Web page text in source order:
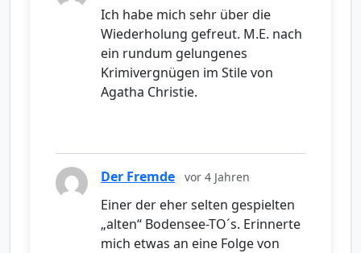
Ich habe mich sehr über die
Wiederholung gefreut. M.E. nach
ein rundum gelungenes
Krimivergnügen im Stile von
Agatha Christie.
Der Fremde vor 4 Jahren
Einer der eher selten gespielten
„alten“ Bodensee-TO´s. Erinnerte
mich etwas an eine Folge von